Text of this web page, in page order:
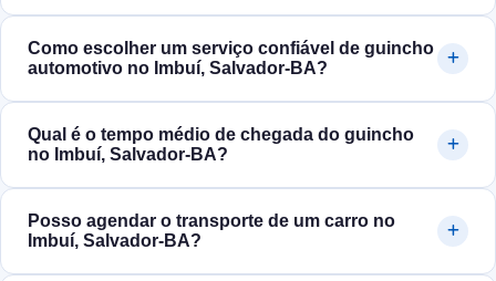
Como escolher um serviço confiável de guincho
automotivo no Imbuí, Salvador‑BA?
Qual é o tempo médio de chegada do guincho
no Imbuí, Salvador‑BA?
Posso agendar o transporte de um carro no
Imbuí, Salvador‑BA?